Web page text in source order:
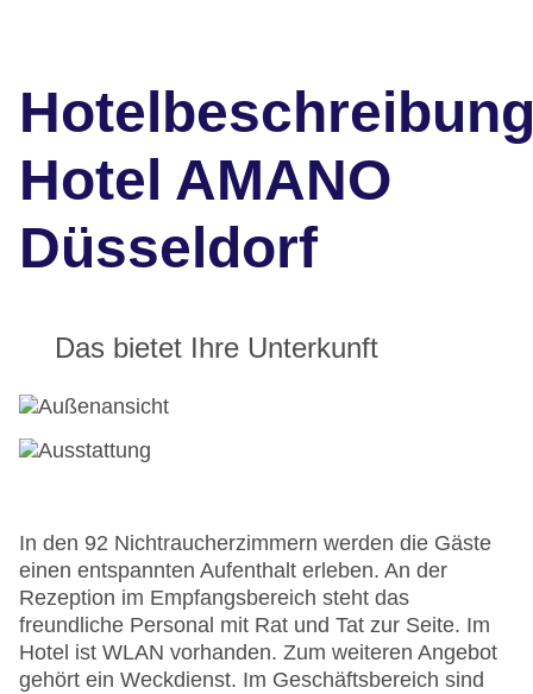
Hotel AMANO
Düsseldorf
Das bietet Ihre Unterkunft
In den 92 Nichtraucherzimmern werden die Gäste
einen entspannten Aufenthalt erleben. An der
Rezeption im Empfangsbereich steht das
freundliche Personal mit Rat und Tat zur Seite. Im
Hotel ist WLAN vorhanden. Zum weiteren Angebot
gehört ein Weckdienst. Im Geschäftsbereich sind